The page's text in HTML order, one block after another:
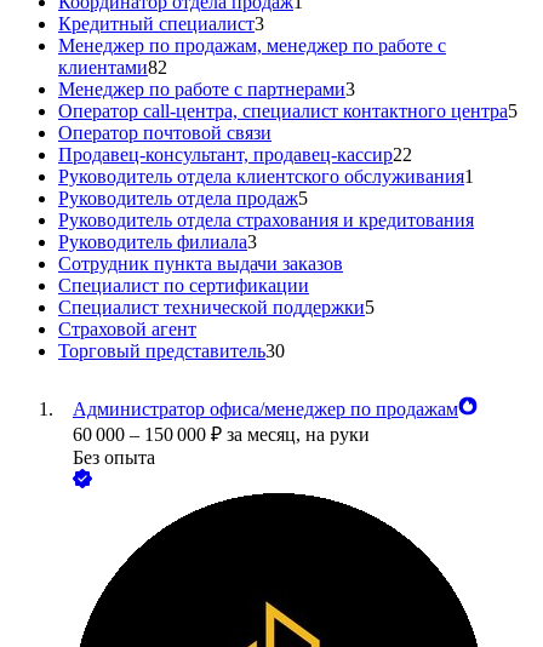
Кредитный специалист3
Менеджер по продажам, менеджер по работе с
клиентами82
Менеджер по работе с партнерами3
Оператор call-центра, специалист контактного центра5
Оператор почтовой связи
Продавец-консультант, продавец-кассир22
Руководитель отдела клиентского обслуживания1
Руководитель отдела продаж5
Руководитель отдела страхования и кредитования
Руководитель филиала3
Сотрудник пункта выдачи заказов
Специалист по сертификации
Специалист технической поддержки5
Страховой агент
Торговый представитель30
Администратор офиса/менеджер по продажам
60 000 – 150 000 ₽ за месяц, на руки
Без опыта